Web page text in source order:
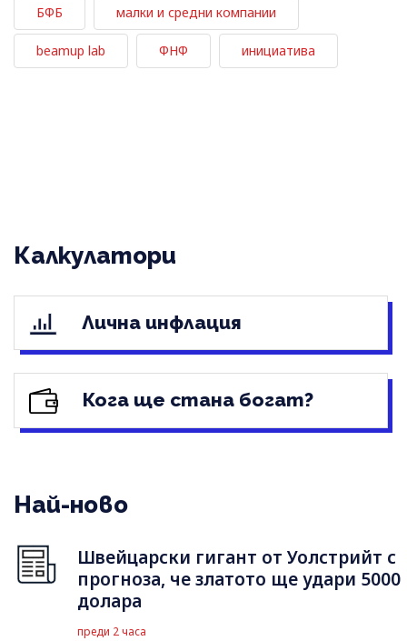
БФБ малки и средни компании
beamup lab ФНФ инициатива
Калкулатори
Лична инфлация
Кога ще стана богат?
Най-ново
Швейцарски гигант от Уолстрийт с
прогноза, че златото ще удари 5000
долара
преди 2 часа